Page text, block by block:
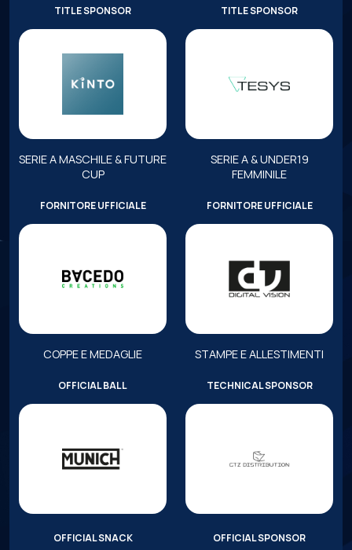
TITLE SPONSOR
SERIE A MASCHILE & FUTURE
CUP
TITLE SPONSOR
SERIE A & UNDER19
FEMMINILE
FORNITORE UFFICIALE
COPPE E MEDAGLIE
FORNITORE UFFICIALE
STAMPE E ALLESTIMENTI
OFFICIAL BALL TECHNICAL SPONSOR
OFFICIAL SNACK OFFICIAL SPONSOR